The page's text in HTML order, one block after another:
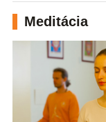
Meditácia